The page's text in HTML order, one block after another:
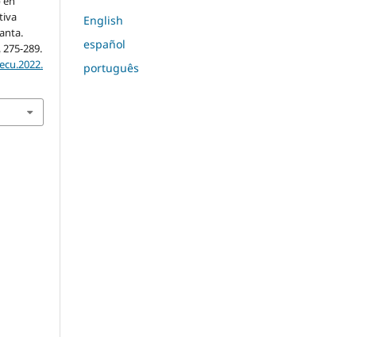
275-289.
English
español
português